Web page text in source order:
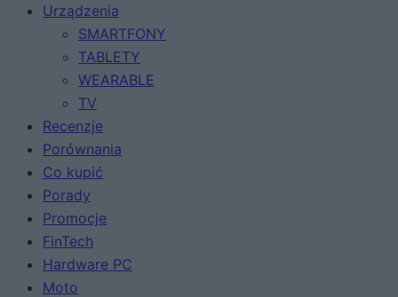
Urządzenia
SMARTFONY
TABLETY
WEARABLE
TV
Recenzje
Porównania
Co kupić
Porady
Promocje
FinTech
Hardware PC
Moto